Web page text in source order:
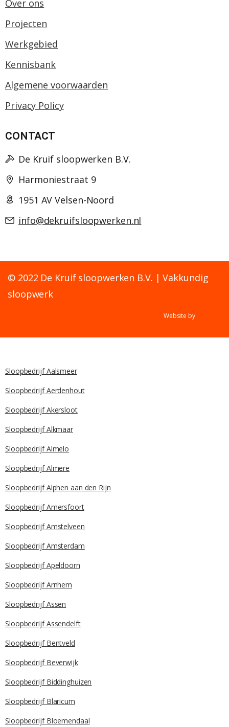
Over ons
Projecten
Werkgebied
Kennisbank
Algemene voorwaarden
Privacy Policy
CONTACT
De Kruif sloopwerken B.V.
Harmoniestraat 9
1951 AV Velsen-Noord
info@dekruifsloopwerken.nl
© 2022 De Kruif sloopwerken B.V. | Vakkundig
sloopwerk
Website by
Sloopbedrijf Aalsmeer
Sloopbedrijf Aerdenhout
Sloopbedrijf Akersloot
Sloopbedrijf Alkmaar
Sloopbedrijf Almelo
Sloopbedrijf Almere
Sloopbedrijf Alphen aan den Rijn
Sloopbedrijf Amersfoort
Sloopbedrijf Amstelveen
Sloopbedrijf Amsterdam
Sloopbedrijf Apeldoorn
Sloopbedrijf Arnhem
Sloopbedrijf Assen
Sloopbedrijf Assendelft
Sloopbedrijf Bentveld
Sloopbedrijf Beverwijk
Sloopbedrijf Biddinghuizen
Sloopbedrijf Blaricum
Sloopbedrijf Bloemendaal